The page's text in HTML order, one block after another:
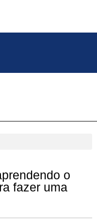
o
fazer uma